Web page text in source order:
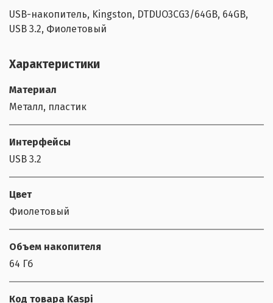
USB-накопитель, Kingston, DTDUO3CG3/64GB, 64GB,
USB 3.2, Фиолетовый
Характеристики
Материал
Металл, пластик
Интерфейсы
USB 3.2
Цвет
Фиолетовый
Объем накопителя
64 Гб
Код товара Kaspi